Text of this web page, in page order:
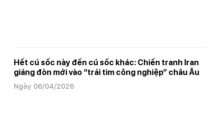
Hết cú sốc này đến cú sốc khác: Chiến tranh Iran
giáng đòn mới vào “trái tim công nghiệp” châu Âu
Ngày 06/04/2026